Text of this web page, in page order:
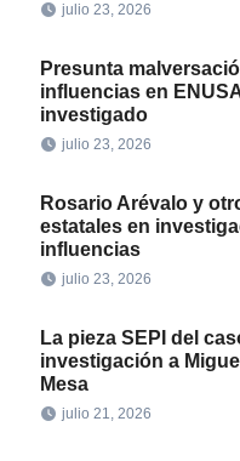
julio 23, 2026
Presunta
influencias en
investigado
julio 23, 2026
Rosario Arévalo y
estatales en
influencias
julio 23, 2026
La pieza SEPI del
investigación a
Mesa
julio 21, 2026